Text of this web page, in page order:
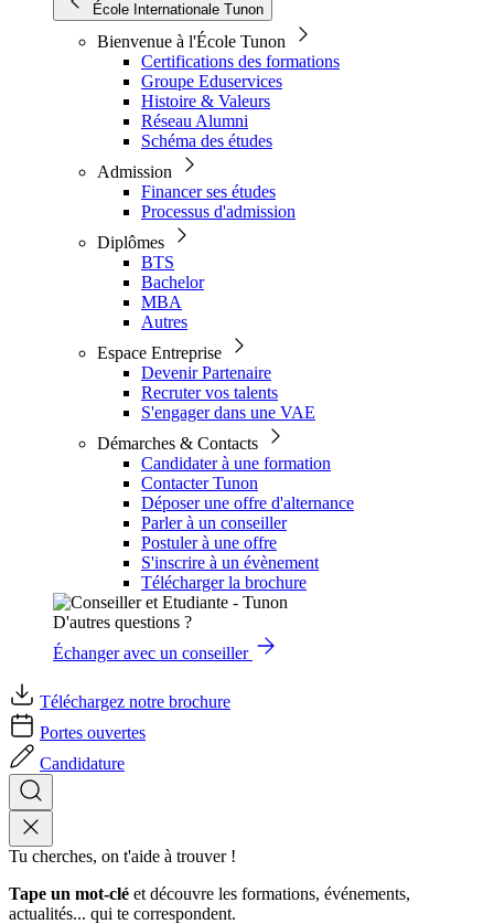
École Internationale Tunon
Bienvenue à l'École Tunon
Certifications des formations
Groupe Eduservices
Histoire & Valeurs
Réseau Alumni
Schéma des études
Admission
Financer ses études
Processus d'admission
Diplômes
BTS
Bachelor
MBA
Autres
Espace Entreprise
Devenir Partenaire
Recruter vos talents
S'engager dans une VAE
Démarches & Contacts
Candidater à une formation
Contacter Tunon
Déposer une offre d'alternance
Parler à un conseiller
Postuler à une offre
S'inscrire à un évènement
Télécharger la brochure
D'autres questions ?
Échanger avec un conseiller
Téléchargez notre brochure
Portes ouvertes
Candidature
Tu cherches, on t'aide à trouver !
Tape un mot-clé et découvre les formations, événements,
actualités... qui te correspondent.